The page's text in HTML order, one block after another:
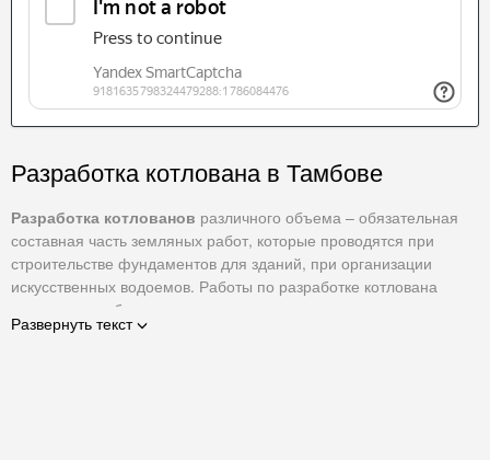
Разработка котлована в Тамбове
Разработка котлованов различного объема – обязательная
составная часть земляных работ, которые проводятся при
строительстве фундаментов для зданий, при организации
искусственных водоемов. Работы по разработке котлована
включают в себя следующие процессы:
Развернуть текст